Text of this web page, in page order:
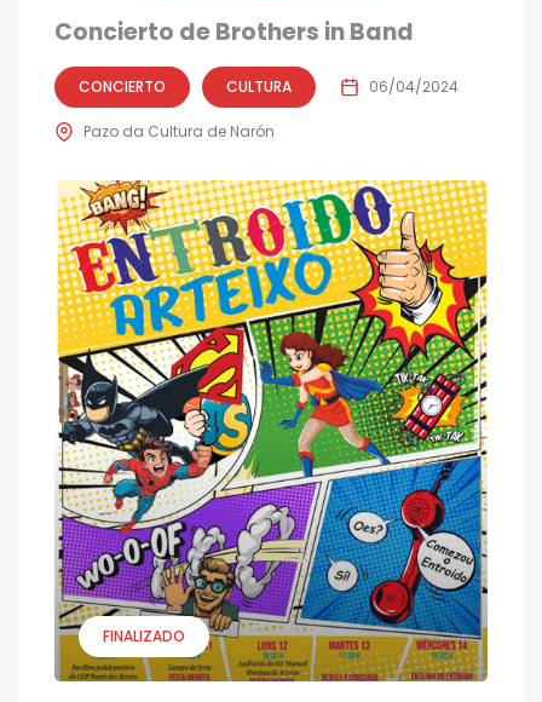
Concierto de Brothers in Band
CONCIERTO CULTURA 06/04/2024
Pazo da Cultura de Narón
FINALIZADO